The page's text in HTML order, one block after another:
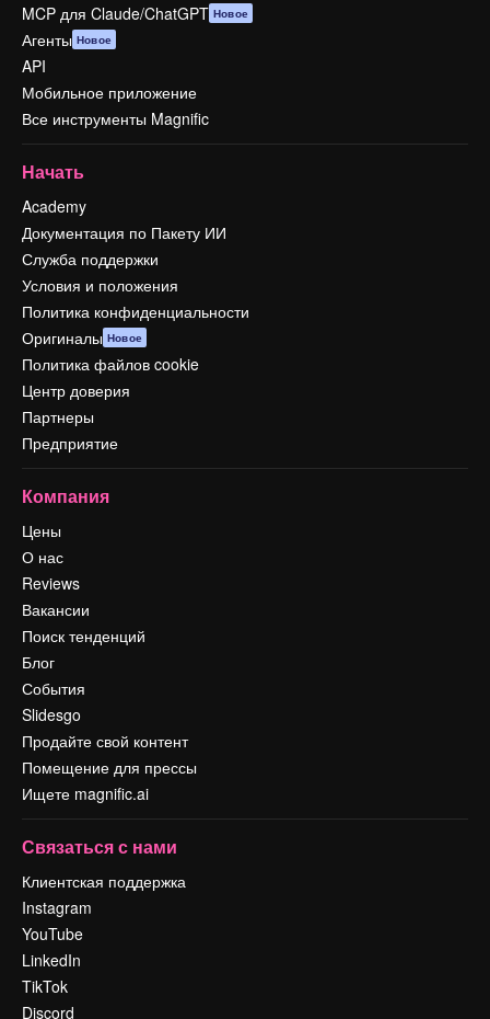
MCP для Claude/ChatGPT Новое
Агенты Новое
API
Мобильное приложение
Все инструменты Magnific
Начать
Academy
Документация по Пакету ИИ
Служба поддержки
Условия и положения
Политика конфиденциальности
Оригиналы Новое
Политика файлов cookie
Центр доверия
Партнеры
Предприятие
Компания
Цены
О нас
Reviews
Вакансии
Поиск тенденций
Блог
События
Slidesgo
Продайте свой контент
Помещение для прессы
Ищете magnific.ai
Связаться с нами
Клиентская поддержка
Instagram
YouTube
LinkedIn
TikTok
Discord